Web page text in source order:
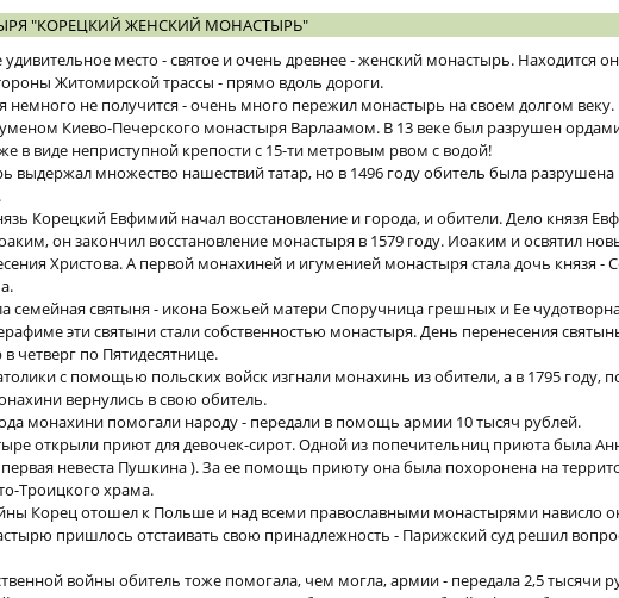
"КОРЕЦКИЙ ЖЕНСКИЙ МОНАСТЫРЬ"
удивительное место - святое и очень древнее - женский монастырь. Находится
Житомирской трассы - прямо вдоль дороги.
немного не получится - очень много пережил монастырь на своем долгом веку.
Киево-Печерского монастыря Варлаамом. В 13 веке был разрушен
в виде неприступной крепости с 15-ти метровым рвом с водой!
выдержал множество нашествий татар, но в 1496 году обитель была
Корецкий Евфимий начал восстановление и города, и обители. Дело князя
он закончил восстановление монастыря в 1579 году. Иоаким и освятил
Христова. А первой монахиней и игуменией монастыря стала дочь князя -
семейная святыня - икона Божьей матери Споручница грешных и Ее
эти святыни стали собственностью монастыря. День перенесения
четверг по Пятидесятнице.
с помощью польских войск изгнали монахинь из обители, а в 1795 году,
вернулись в свою обитель.
монахини помогали народу - передали в помощь армии 10 тысяч рублей.
открыли приют для девочек-сирот. Одной из попечительниц приюта была
первая невеста Пушкина ). За ее помощь приюту она была похоронена на
Троицкого храма.
Корец отошел к Польше и над всеми православными монастырями нависло
пришлось отстаивать свою принадлежность - Парижский суд решил
войны обитель тоже помогала, чем могла, армии - передала 2,5 тысячи